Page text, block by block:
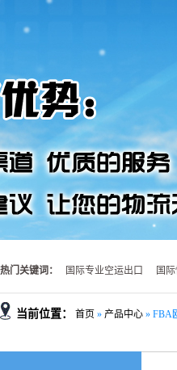
热门关键词： 国际专业空运出口 国
当前位置： 首页 » 产品中心 » FBA